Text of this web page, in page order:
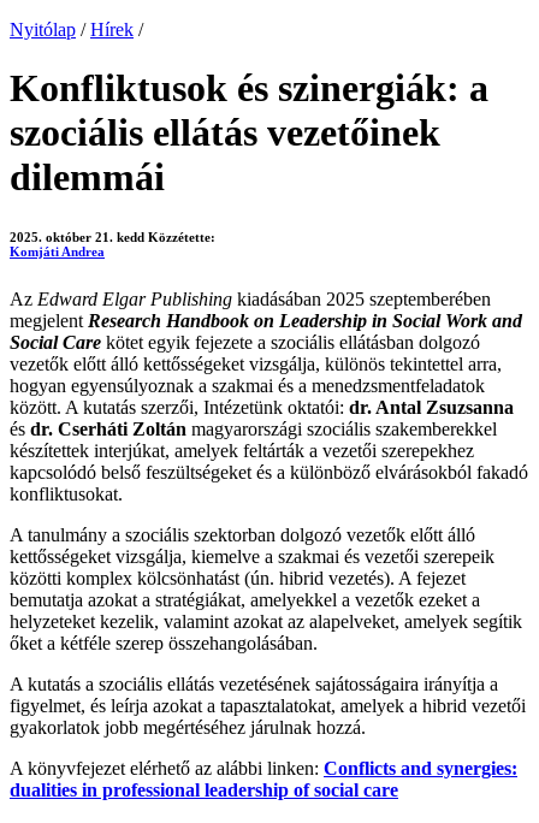
Nyitólap / Hírek /
Konfliktusok és szinergiák: a
szociális ellátás vezetőinek
dilemmái
2025. október 21. kedd Közzétette:
Komjáti Andrea
Az Edward Elgar Publishing kiadásában 2025 szeptemberében
megjelent Research Handbook on Leadership in Social Work and
Social Care kötet egyik fejezete a szociális ellátásban dolgozó
vezetők előtt álló kettősségeket vizsgálja, különös tekintettel arra,
hogyan egyensúlyoznak a szakmai és a menedzsmentfeladatok
között. A kutatás szerzői, Intézetünk oktatói: dr. Antal Zsuzsanna
és dr. Cserháti Zoltán magyarországi szociális szakemberekkel
készítettek interjúkat, amelyek feltárták a vezetői szerepekhez
kapcsolódó belső feszültségeket és a különböző elvárásokból fakadó
konfliktusokat.
A tanulmány a szociális szektorban dolgozó vezetők előtt álló
kettősségeket vizsgálja, kiemelve a szakmai és vezetői szerepeik
közötti komplex kölcsönhatást (ún. hibrid vezetés). A fejezet
bemutatja azokat a stratégiákat, amelyekkel a vezetők ezeket a
helyzeteket kezelik, valamint azokat az alapelveket, amelyek segítik
őket a kétféle szerep összehangolásában.
A kutatás a szociális ellátás vezetésének sajátosságaira irányítja a
figyelmet, és leírja azokat a tapasztalatokat, amelyek a hibrid vezetői
gyakorlatok jobb megértéséhez járulnak hozzá.
A könyvfejezet elérhető az alábbi linken: Conflicts and synergies:
dualities in professional leadership of social care